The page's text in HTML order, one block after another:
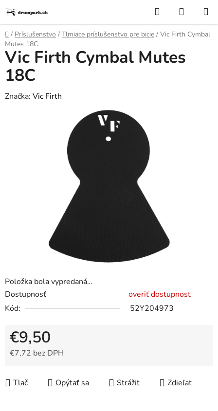
na
obsah
Hľadať
KOŠÍK
Domov
/ Príslušenstvo / Tlmiace príslušenstvo pre bicie / Vic Firth Cymbal
Mutes 18C
Položka bola vypredaná…
Dostupnosť
overiť dostupnosť
Kód:
52Y204973
€9,50
€7,72 bez DPH
Tlač
Opýtať sa Strážiť Zdieľať
Vic Firth Cymbal Mutes
18C
Značka: Vic Firth